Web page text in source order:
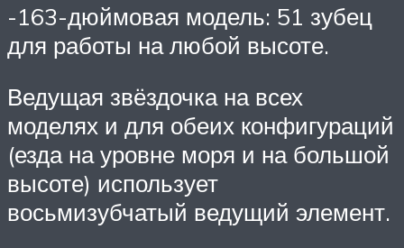
-163-дюймовая модель: 51 зубец
для работы на любой высоте.
Ведущая звёздочка на всех
моделях и для обеих конфигураций
(езда на уровне моря и на большой
высоте) использует
восьмизубчатый ведущий элемент.